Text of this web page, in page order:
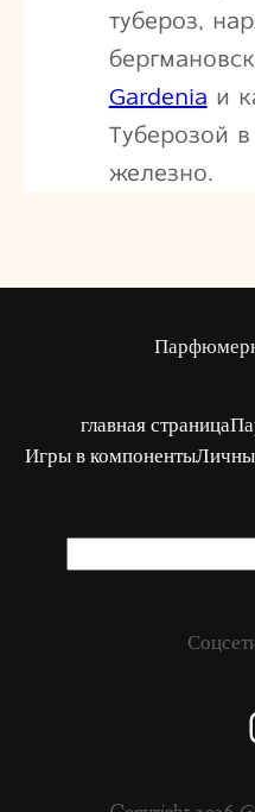
тубероз,
Gardenia и
Туберозой в
железно.
главная страница
Игры в компоненты